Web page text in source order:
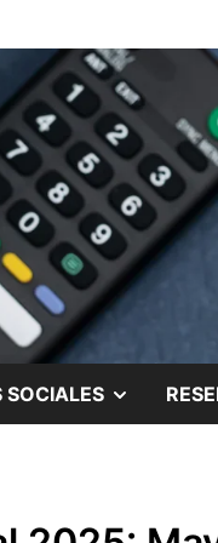
SOCIALES SHOW